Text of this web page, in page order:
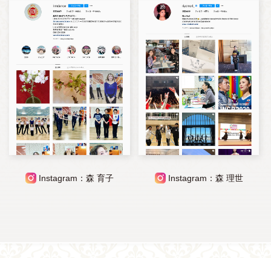
Instagram：森 育子 Instagram：森 理世